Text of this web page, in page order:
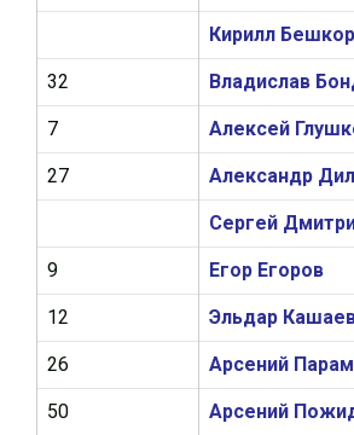
Кирилл
Владислав
Алексей
Александр
Сергей
Егор Егоров
Эльдар
Арсений
Арсений
32
7
27
9
12
26
50